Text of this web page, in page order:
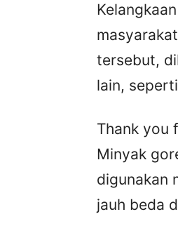
tersebut,
lain,
Thank you
Minyak
digunakan
jauh beda